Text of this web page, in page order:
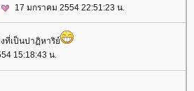
17 มกราคม 2554 22:51:23 น.
ที่เป็นปาฏิหาริย์
15:18:43 น.